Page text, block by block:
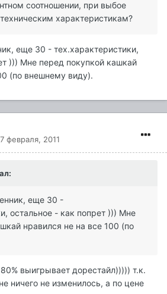
соотношении, при выбое
характеристикам?
еще 30 - тех.характеристики,
))) Мне перед покупкой кашкай
(по внешнему виду).
7 февраля, 2011
еще 30 -
остальное - как попрет ))) Мне
нравился не на все 100 (по
выигрывает дорестайл))))) т.к.
ничего не изменилось, а по цене